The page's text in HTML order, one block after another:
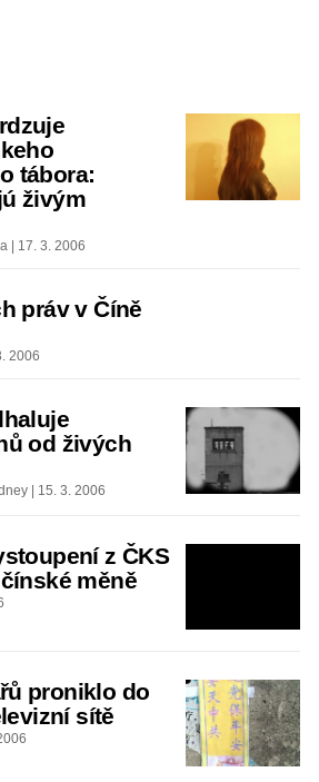
tábora:
živým
| 17. 3. 2006
práv v Číně
2006
od živých
| 15. 3. 2006
z ČKS
měně
proniklo do
sítě